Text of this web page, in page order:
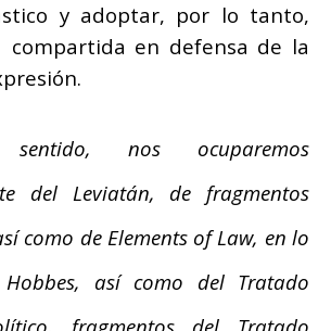
y adoptar, por lo tanto,
en defensa de la
nos ocuparemos
del Leviatán, de fragmentos
como de Elements of Law, en lo
así como del Tratado